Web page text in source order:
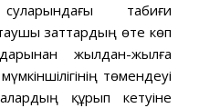
табиғи
заттардың өте көп
жылдан-жылға
төмендеуі
құрып кетуіне